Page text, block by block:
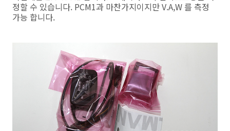
정할 수 있습니다. PCM1과 마찬가지이지만 V.A,W 를 측정
가능 합니다.